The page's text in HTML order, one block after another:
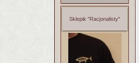
Sklepik "Racjonalisty"